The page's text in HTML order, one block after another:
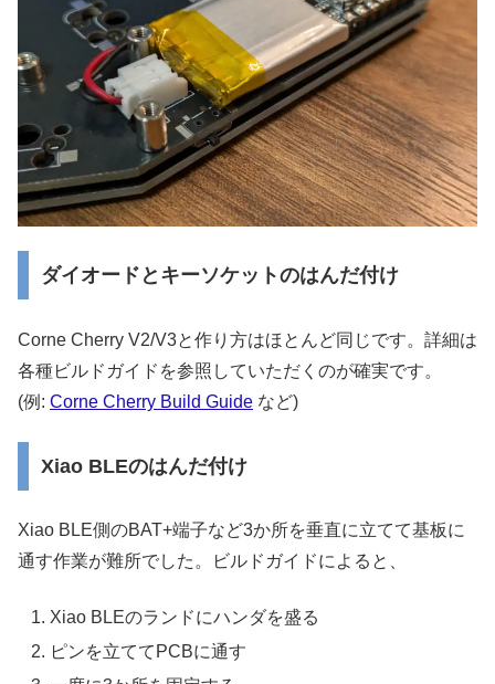
ダイオードとキーソケットのはんだ付け
Corne Cherry V2/V3と作り方はほとんど同じです。詳細は
各種ビルドガイドを参照していただくのが確実です。
(例: Corne Cherry Build Guide など)
Xiao BLEのはんだ付け
Xiao BLE側のBAT+端子など3か所を垂直に立てて基板に
通す作業が難所でした。ビルドガイドによると、
Xiao BLEのランドにハンダを盛る
ピンを立ててPCBに通す